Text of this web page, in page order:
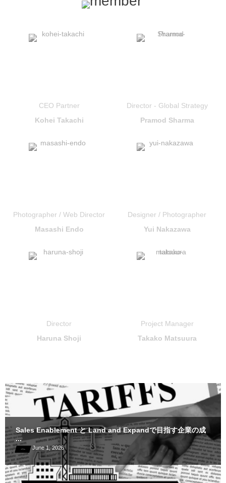
CEO Partner
Kohei Takachi
Director - Global Strategy
Pramod Sharma
Photographer / Web Director
Masashi Endo
Designer / Photographer
Yui Nakazawa
Director
Haruna Shoji
Project Manager
Takako Matsuura
Sales Enablement と Land and Expandで目指す企業の成
...
コラム June 1 ,2026